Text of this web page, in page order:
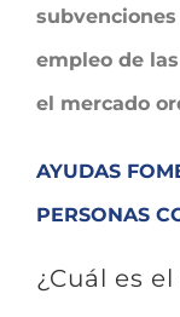
empleo de
el mercado
AYUDAS
PERSONAS
¿Cuál es